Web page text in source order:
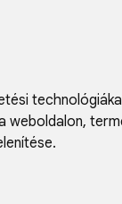
weboldalon,
.